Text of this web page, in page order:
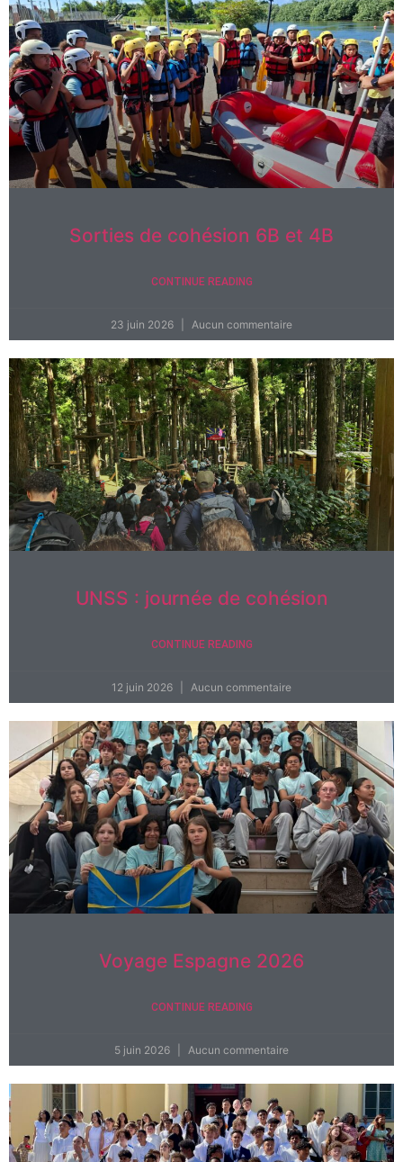
Sorties de cohésion 6B et 4B
CONTINUE READING
23 juin 2026 Aucun commentaire
UNSS : journée de cohésion
CONTINUE READING
12 juin 2026 Aucun commentaire
Voyage Espagne 2026
CONTINUE READING
5 juin 2026 Aucun commentaire